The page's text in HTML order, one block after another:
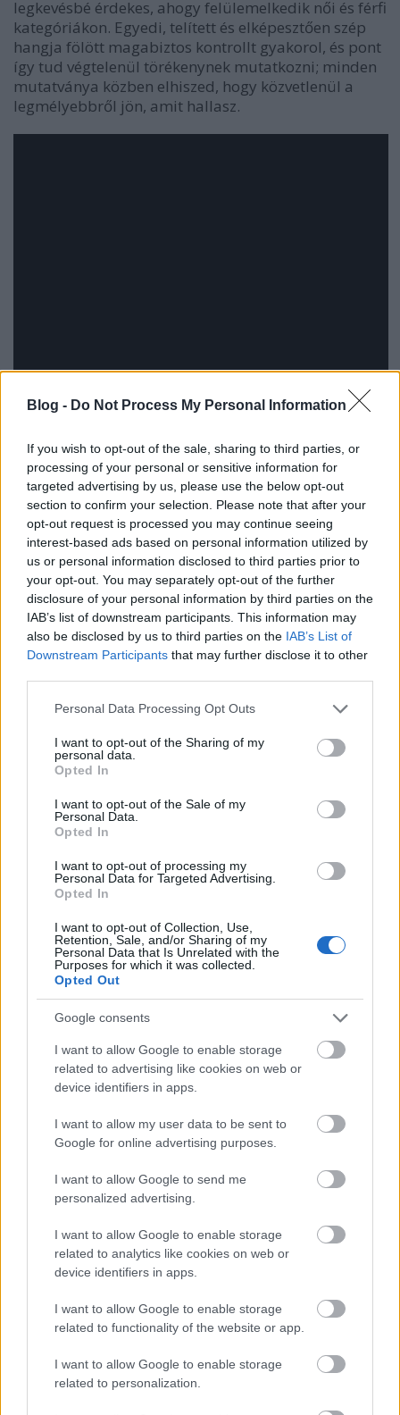
Blog - Do Not Process My Personal Information
If you wish to opt-out of the sale, sharing to third parties, or
processing of your personal or sensitive information for
targeted advertising by us, please use the below opt-out
section to confirm your selection. Please note that after your
opt-out request is processed you may continue seeing
interest-based ads based on personal information utilized by
us or personal information disclosed to third parties prior to
your opt-out. You may separately opt-out of the further
disclosure of your personal information by third parties on the
IAB’s list of downstream participants. This information may
also be disclosed by us to third parties on the IAB’s List of
Downstream Participants that may further disclose it to other
Please note that this website/app uses one or more Google
not limited to your visit or usage behaviour. You may click to
grant or deny consent to Google and its third-party tags to
use your data for below specified purposes in below Google
consent section.
Personal Data Processing Opt Outs
I want to opt-out of the Sharing of my
personal data.
Opted In
I want to opt-out of the Sale of my
Personal Data.
Opted In
I want to opt-out of processing my
Personal Data for Targeted Advertising.
Opted In
I want to opt-out of Collection, Use,
Retention, Sale, and/or Sharing of my
Personal Data that Is Unrelated with the
Purposes for which it was collected.
Opted Out
Google consents
I want to allow Google to enable storage
related to advertising like cookies on web or
device identifiers in apps.
I want to allow my user data to be sent to
Google for online advertising purposes.
I want to allow Google to send me
personalized advertising.
I want to allow Google to enable storage
related to analytics like cookies on web or
device identifiers in apps.
I want to allow Google to enable storage
related to functionality of the website or app.
I want to allow Google to enable storage
related to personalization.
legkevésbé érdekes, ahogy felülemelkedik női és férfi
kategóriákon. Egyedi, telített és elképesztően szép
hangja fölött magabiztos kontrollt gyakorol, és pont
így tud végtelenül törékenynek mutatkozni; minden
mutatványa közben elhiszed, hogy közvetlenül a
legmélyebbről jön, amit hallasz.
A korai, funkcionális kamarapop után azAntony
And The Johnsons-lemezek zeneileg érdekesebbek
lettek (kedvenceim az elrebbenő, nem evilági
furaságok aCrying Lighton), majd jöttek a névváltás
utáni elektronikus, de csalódást keltő szólók.
Majd hosszú kihagyás után újabb meglepetés: a
sebtében felvett album nyers, polírozatlan
hangzása, az egyértelmű soulos megoldások mellé
kerülő rockos felhangok szöges ellentétben állnak a
korábbiakkal, és kifejezetten izgalmas a kontraszt
Anohni hangjával. Igazán nagy dal egy van, de az
nem kímél („You’re so killable”), hanem zenéjével,
vokális megoldásaival sem.
Előadó:Anohni And The Johnsons
Kiadó:Secretly Canadian
Műfaj:soul
Kulcsdal:Scapegoat